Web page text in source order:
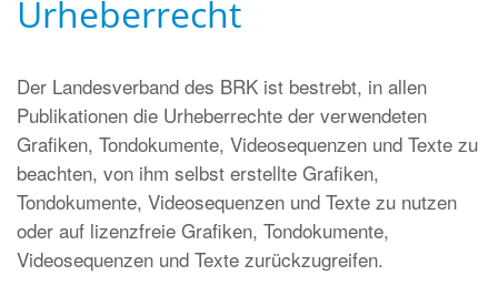
Urheberrecht
Der Landesverband des BRK ist bestrebt, in allen
Publikationen die Urheberrechte der verwendeten
Grafiken, Tondokumente, Videosequenzen und Texte zu
beachten, von ihm selbst erstellte Grafiken,
Tondokumente, Videosequenzen und Texte zu nutzen
oder auf lizenzfreie Grafiken, Tondokumente,
Videosequenzen und Texte zurückzugreifen.